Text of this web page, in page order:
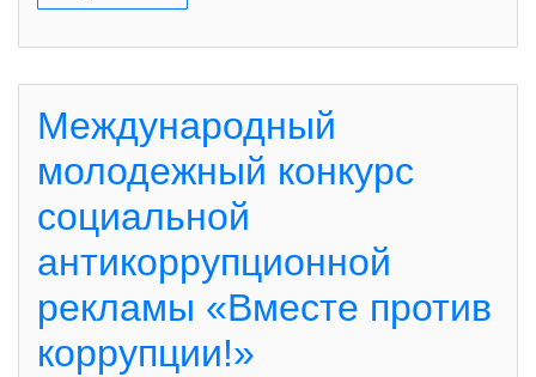
Международный
молодежный конкурс
социальной
антикоррупционной
рекламы «Вместе против
коррупции!»